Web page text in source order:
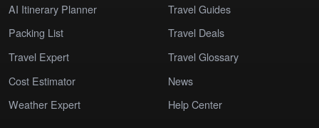
AI Itinerary Planner
Packing List
Travel Expert
Cost Estimator
Weather Expert
Travel Guides
Travel Deals
Travel Glossary
News
Help Center